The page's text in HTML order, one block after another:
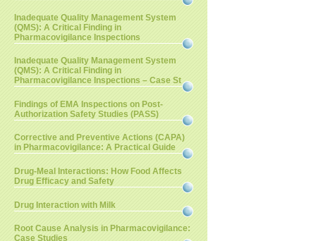
Inadequate Quality Management System
(QMS): A Critical Finding in
Pharmacovigilance Inspections
Inadequate Quality Management System
(QMS): A Critical Finding in
Pharmacovigilance Inspections – Case St
Findings of EMA Inspections on Post-
Authorization Safety Studies (PASS)
Corrective and Preventive Actions (CAPA)
in Pharmacovigilance: A Practical Guide
Drug-Meal Interactions: How Food Affects
Drug Efficacy and Safety
Drug Interaction with Milk
Root Cause Analysis in Pharmacovigilance:
Case Studies